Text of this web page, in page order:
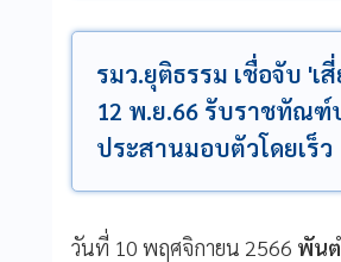
รมว.ยุติธรรม เชื่อจับ '
12 พ.ย.66 รับราชทัณฑ์
ประสานมอบตัวโดยเร็ว
วันที่ 10 พฤศจิกายน 2566 พันต